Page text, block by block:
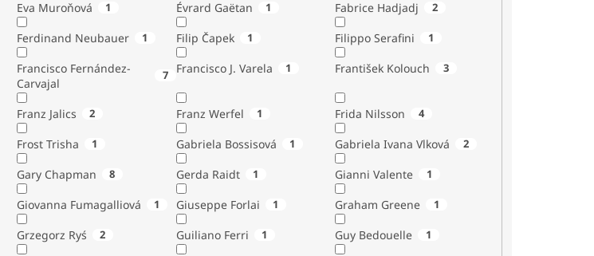
Eva Muroňová 1 Évrard Gaëtan 1 Fabrice Hadjadj 2
Ferdinand Neubauer 1 Filip Čapek 1 Filippo Serafini 1
Francisco Fernández-
Carvajal
7 Francisco J. Varela 1 František Kolouch 3
Franz Jalics 2 Franz Werfel 1 Frida Nilsson 4
Frost Trisha 1 Gabriela Bossisová 1 Gabriela Ivana Vlková 2
Gary Chapman 8 Gerda Raidt 1 Gianni Valente 1
Giovanna Fumagalliová 1 Giuseppe Forlai 1 Graham Greene 1
Grzegorz Ryś 2 Guiliano Ferri 1 Guy Bedouelle 1